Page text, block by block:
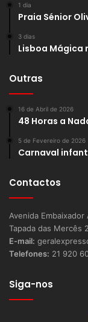
1 dia
Praia Sénior
3 dias
Lisboa Mágica
Outras
16 de Abril de 2026
48 Horas a
5 de Fevereiro de 2026
Carnaval
Contactos
Avenida
Tapada das Mercês
E-mail:
Telefones: 21 920
Siga-nos